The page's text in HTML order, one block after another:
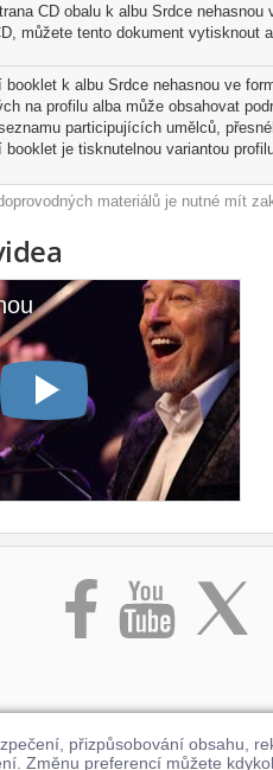
přizpůsobování obsahu,
Změnu preferencí můžete
CD obalu k albu Srdce
můžete tento dokument vytisknout
booklet k albu Srdce nehasnou ve
na profilu alba může obsahovat
participujících umělců,
booklet je tisknutelnou variantou
materiálů je nutné mít